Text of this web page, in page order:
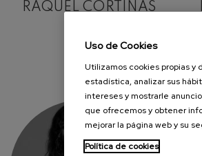
RAQUEL CORTINAS
Uso de Cookies
Utilizamos cookies propias y
estadística, analizar sus
intereses y mostrarle
que ofrecemos y obtener
mejorar la página web y su
Política de cookies